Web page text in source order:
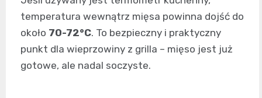
temperatura wewnątrz mięsa powinna dojść do
około 70-72°C. To bezpieczny i praktyczny
punkt dla wieprzowiny z grilla – mięso jest już
gotowe, ale nadal soczyste.